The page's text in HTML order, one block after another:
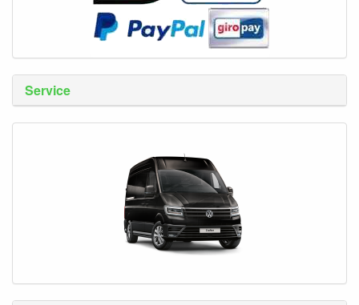
Service